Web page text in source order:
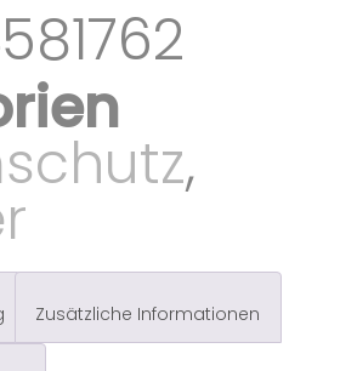
,
Zusätzliche Informationen